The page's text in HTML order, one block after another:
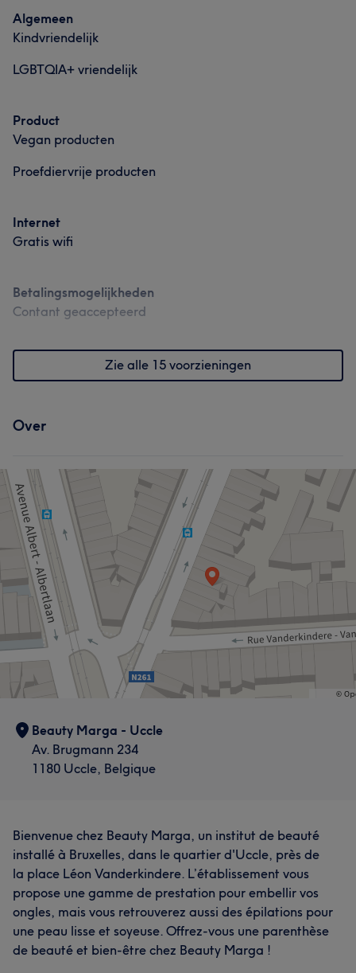
Algemeen
Kindvriendelijk
LGBTQIA+ vriendelijk
Product
Vegan producten
Proefdiervrije producten
Internet
Gratis wifi
Betalingsmogelijkheden
Contant geaccepteerd
Zie alle 15 voorzieningen
Over
Beauty Marga - Uccle
Av. Brugmann 234
1180 Uccle, Belgique
Bienvenue chez Beauty Marga, un institut de beauté
installé à Bruxelles, dans le quartier d'Uccle, près de
la place Léon Vanderkindere. L’établissement vous
propose une gamme de prestation pour embellir vos
ongles, mais vous retrouverez aussi des épilations pour
une peau lisse et soyeuse. Offrez-vous une parenthèse
de beauté et bien-être chez Beauty Marga !